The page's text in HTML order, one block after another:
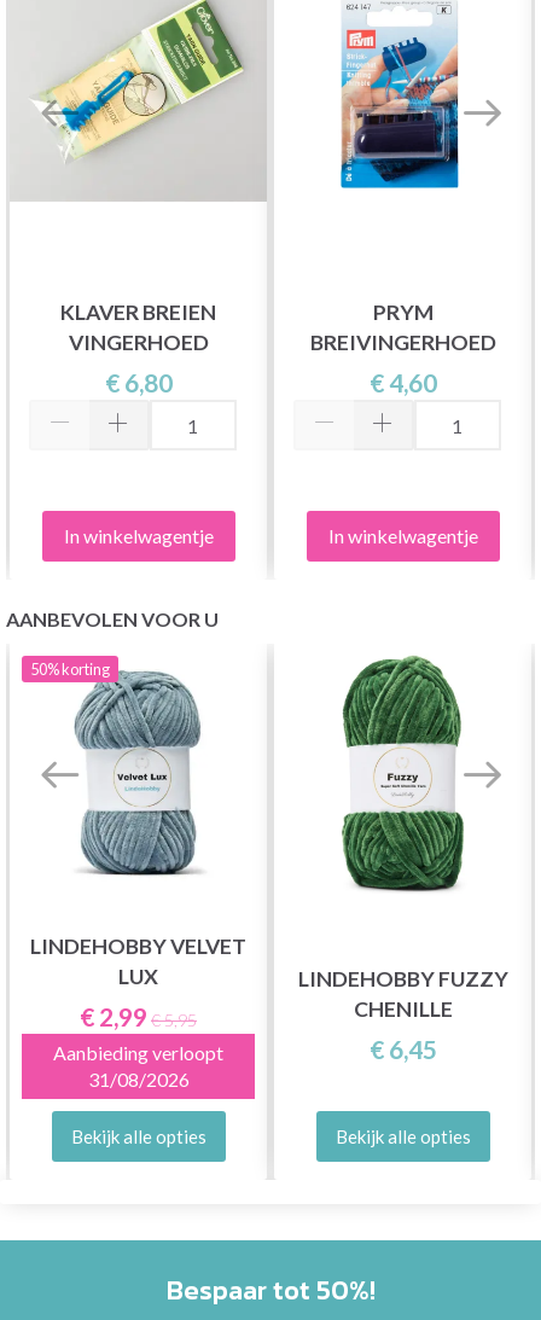
KLAVER BREIEN
VINGERHOED
€ 6,80
In winkelwagentje
PRYM
BREIVINGERHOED
€ 4,60
In winkelwagentje
AANBEVOLEN VOOR U
50%korting
LINDEHOBBY VELVET
LUX
€ 2,99 € 5,95
Aanbieding verloopt
31/08/2026
Bekijk alle opties
LINDEHOBBY FUZZY
CHENILLE
€ 6,45
Bekijk alle opties
Bespaar tot 50%!